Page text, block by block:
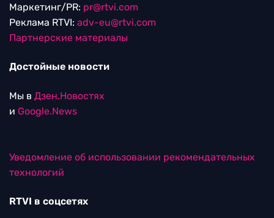
Маркетинг/PR: pr@rtvi.com
Реклама RTVI: adv-eu@rtvi.com
Партнерские материалы
Достойные новости
Мы в Дзен.Новостях
и Google.News
Уведомление об использовании рекомендательных
технологий
RTVI в соцсетях